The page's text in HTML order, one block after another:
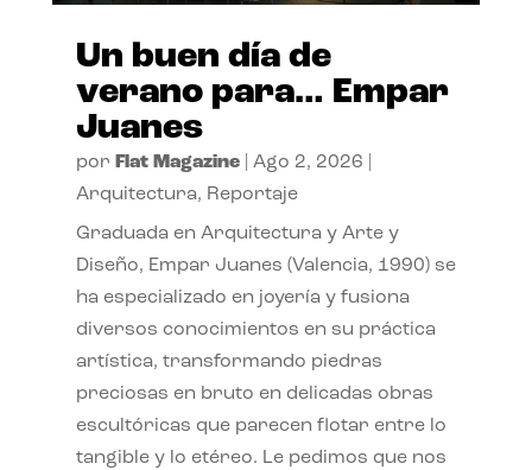
Un buen día de
verano para… Empar
Juanes
por Flat Magazine| Ago 2, 2026
Arquitectura, Reportaje
Graduada en Arquitectura y Arte y
Diseño, Empar Juanes (Valencia, 1990) se
ha especializado en joyería y fusiona
diversos conocimientos en su práctica
artística, transformando piedras
preciosas en bruto en delicadas obras
escultóricas que parecen flotar entre lo
tangible y lo etéreo. Le pedimos que nos